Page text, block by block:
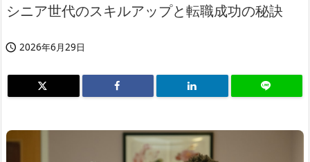
シニア世代のスキルアップと転職成功の秘訣
 2026年6月29日